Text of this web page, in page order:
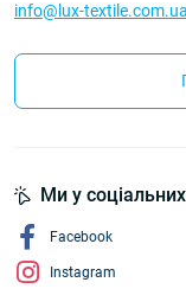
info@lux-textile.com.ua
Ми у
Facebook
Instagram